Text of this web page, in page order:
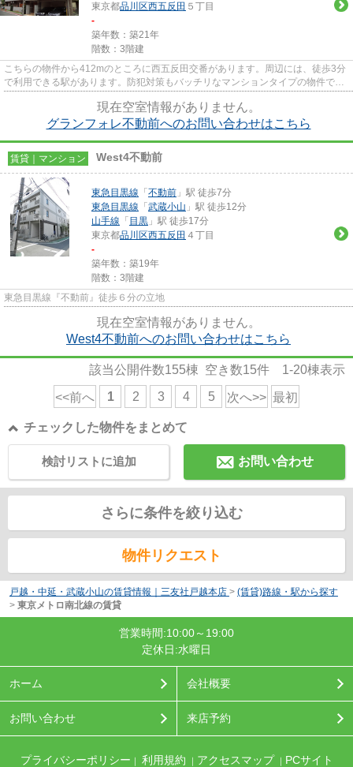
東京都品川区西五反田 ５丁目
-
築年数：築21年
階数：3階建
こちらの物件から412mのところに西五反田交番があります。周辺には、徒歩3分
で利用できる駅があります。防犯対策もバッチリなマンションタイプの物件で
現在空室情報がありません。
グランフォレ不動前へのお問い合わせはこちら
賃貸｜マンション West4不動前
東急目黒線 「 不動前 」駅 徒歩7分
東急目黒線 「 武蔵小山 」駅 徒歩12分
山手線 「 目黒 」駅 徒歩17分
東京都品川区西五反田 ４丁目
-
築年数：築19年
階数：3階建
東急目黒線『不動前』徒歩６分の立地
現在空室情報がありません。
West4不動前へのお問い合わせはこちら
該当公開件数155棟 空き数15件 1-20棟表示
<<前へ 1 2 3 4 5 次へ>> 最初
チェックした物件をまとめて
お問い合わせ
検討リストに追加
さらに条件を絞り込む
物件リクエスト
戸越・中延・武蔵小山の賃貸情報｜三友社戸越本店 > (賃貸)路線・駅から探す
> 東京メトロ南北線の賃貸
営業時間:10:00～19:00
定休日:水曜日
ホーム 会社概要
お問い合わせ 来店予約
プライバシーポリシー 利用規約 アクセスマップ PCサイト